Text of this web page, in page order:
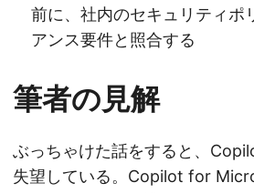
前に、社内のセキュリティポ
アンス要件と照合する
筆者の見解
ぶっちゃけた話をすると、
失望している。Copilot for